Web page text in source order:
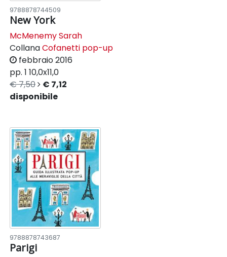
9788878744509
New York
McMenemy Sarah
CollanaCofanetti pop-up
febbraio 2016
pp. 1 10,0x11,0
€ 7,50
€ 7,12
disponibile
9788878743687
Parigi